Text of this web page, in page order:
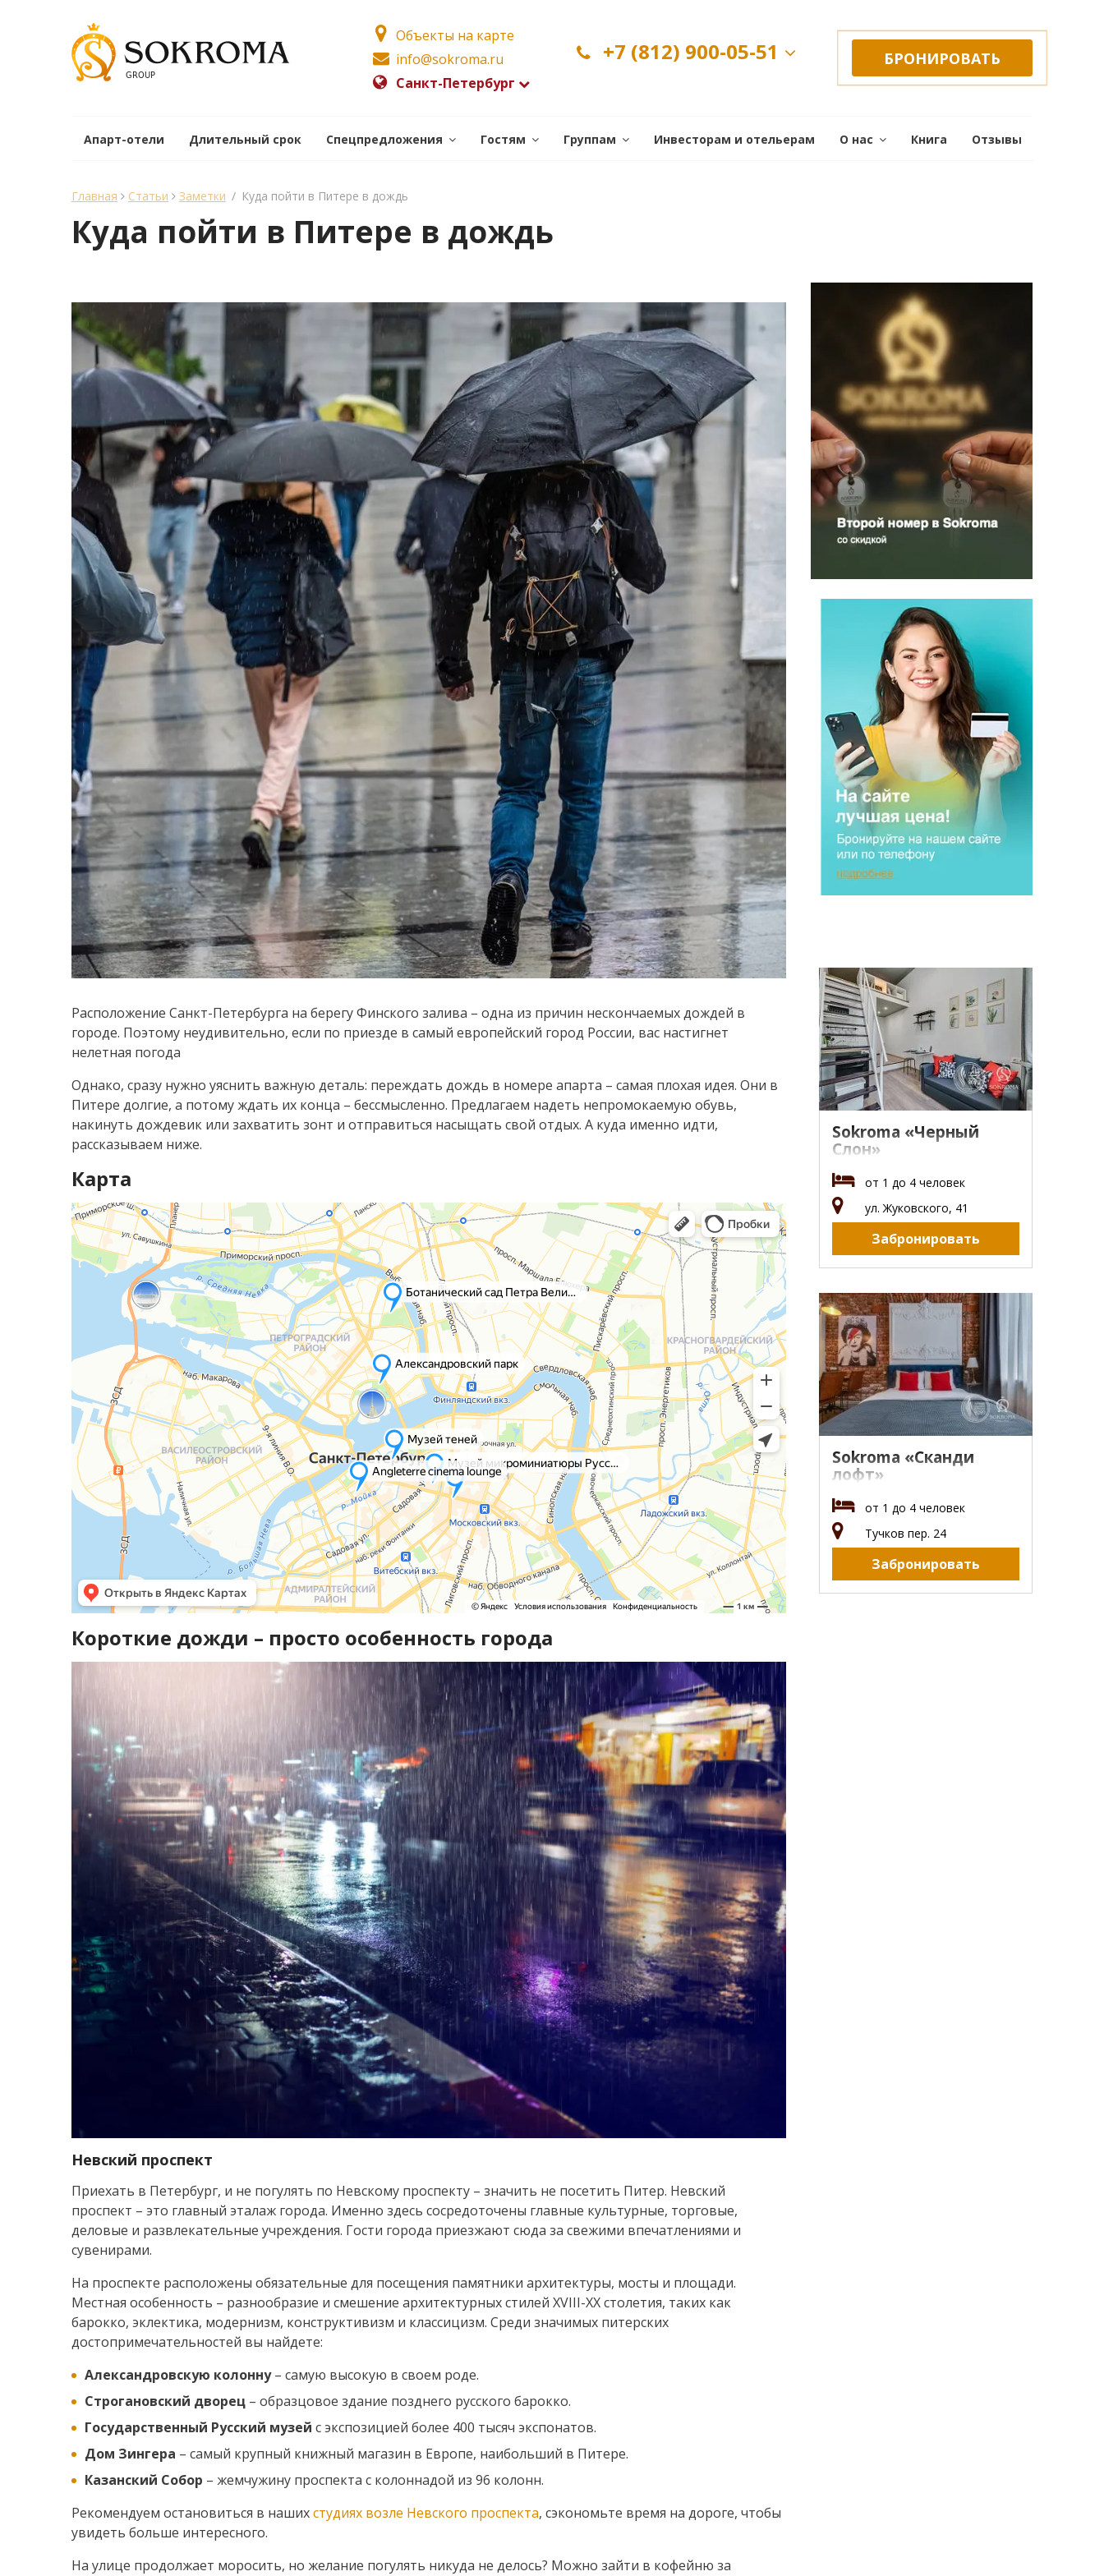
Объекты на карте
info@sokroma.ru
Санкт-Петербург
+7 (812) 900-05-51 БРОНИРОВАТЬ
Апарт-отели Длительный срок Спецпредложения Гостям Группам Инвесторам и отельерам О нас Книга Отзывы
Главная Статьи Заметки / Куда пойти в Питере в дождь
Куда пойти в Питере в дождь
Расположение Санкт-Петербурга на берегу Финского залива – одна из причин нескончаемых дождей в
городе. Поэтому неудивительно, если по приезде в самый европейский город России, вас настигнет
нелетная погода
Однако, сразу нужно уяснить важную деталь: переждать дождь в номере апарта – самая плохая идея. Они в
Питере долгие, а потому ждать их конца – бессмысленно. Предлагаем надеть непромокаемую обувь,
накинуть дождевик или захватить зонт и отправиться насыщать свой отдых. А куда именно идти,
рассказываем ниже.
Карта
Короткие дожди – просто особенность города
Невский проспект
Приехать в Петербург, и не погулять по Невскому проспекту – значить не посетить Питер. Невский
проспект – это главный эталаж города. Именно здесь сосредоточены главные культурные, торговые,
деловые и развлекательные учреждения. Гости города приезжают сюда за свежими впечатлениями и
сувенирами.
На проспекте расположены обязательные для посещения памятники архитектуры, мосты и площади.
Местная особенность – разнообразие и смешение архитектурных стилей XVIII-XX столетия, таких как
барокко, эклектика, модернизм, конструктивизм и классицизм. Среди значимых питерских
достопримечательностей вы найдете:
Александровскую колонну– самую высокую в своем роде.
Строгановский дворец – образцовое здание позднего русского барокко.
Государственный Русский музей с экспозицией более 400 тысяч экспонатов.
Дом Зингера – самый крупный книжный магазин в Европе, наибольший в Питере.
Казанский Собор – жемчужину проспекта с колоннадой из 96 колонн.
Рекомендуем остановиться в нашихстудиях возле Невского проспекта, сэкономьте время на дороге, чтобы
увидеть больше интересного.
На улице продолжает моросить, но желание погулять никуда не делось? Можно зайти в кофейню за
Sokroma «Черный
Слон»
от 1 до 4 человек
ул. Жуковского, 41
Забронировать
Sokroma «Сканди
лофт»
от 1 до 4 человек
Тучков пер. 24
Забронировать